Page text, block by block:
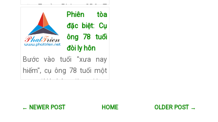
văn 7 của Phòng GD&ĐT
huyện Lộc Hà, Hà Tĩnh đã
gây nhiều tranh cãi. Đề thi…
Xem chi tiết
Phiên tòa
đặc biệt: Cụ
ông 78 tuổi
đòi ly hôn
Bước vào tuổi "xưa nay
hiếm", cụ ông 78 tuổi một
mực đòi ly hôn với người vợ
Cuối tháng 4/2015, TAND
← NEWER POST OLDER POST →
HOME